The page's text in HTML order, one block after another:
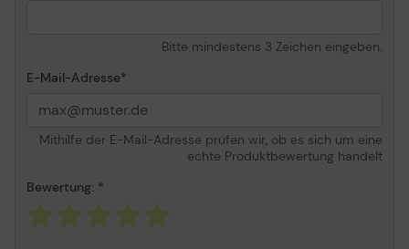
Bitte mindestens 3 Zeichen eingeben.
E-Mail-Adresse
Mithilfe der E-Mail-Adresse prüfen wir, ob es sich um eine
echte Produktbewertung handelt
Bewertung: